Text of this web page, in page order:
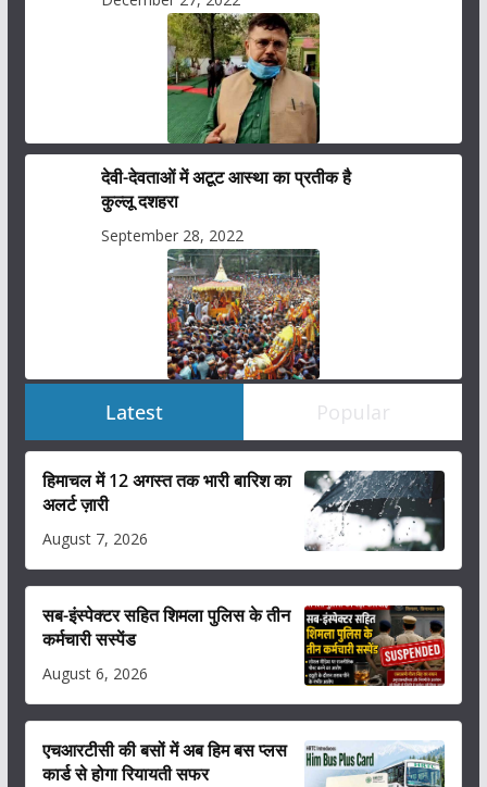
देवी-देवताओं में अटूट आस्था का प्रतीक है
कुल्लू दशहरा
September 28, 2022
Latest Popular
हिमाचल में 12 अगस्त तक भारी बारिश का
अलर्ट ज़ारी
August 7, 2026
सब-इंस्पेक्टर सहित शिमला पुलिस के तीन
कर्मचारी सस्पेंड
August 6, 2026
एचआरटीसी की बसों में अब हिम बस प्लस
कार्ड से होगा रियायती सफर